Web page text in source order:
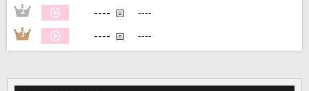
2 ---- 回 ----
3 ---- 回 ----